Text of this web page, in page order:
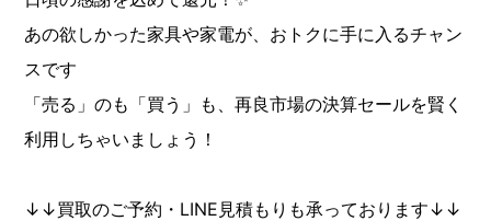
あの欲しかった家具や家電が、おトクに手に入るチャン
スです
「売る」のも「買う」も、再良市場の決算セールを賢く
利用しちゃいましょう！
↓↓買取のご予約・LINE見積もりも承っております↓↓